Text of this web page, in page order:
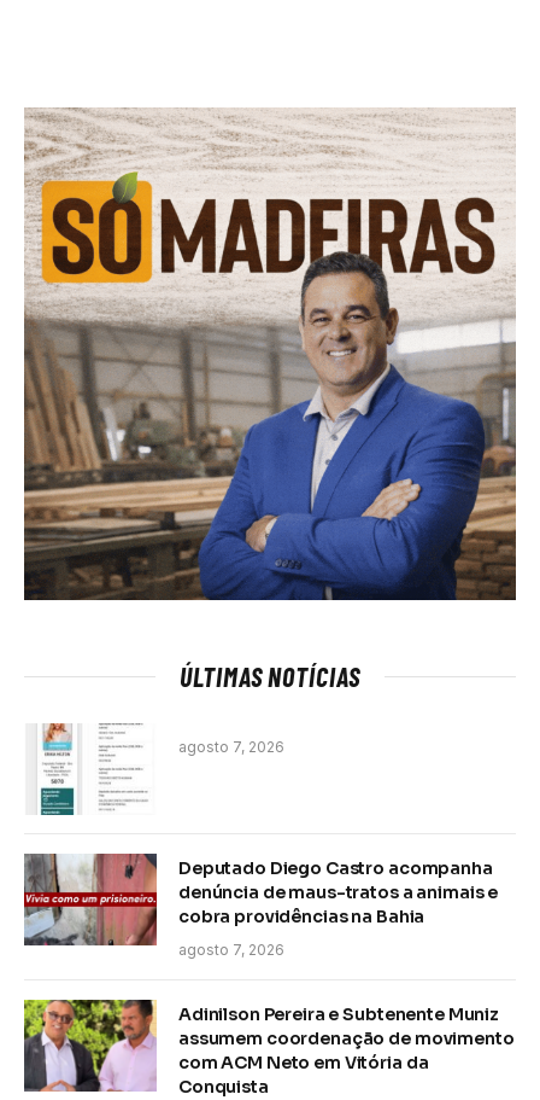
ÚLTIMAS NOTÍCIAS
agosto 7, 2026
Deputado Diego Castro acompanha
denúncia de maus-tratos a animais e
cobra providências na Bahia
agosto 7, 2026
Adinilson Pereira e Subtenente Muniz
assumem coordenação de movimento
com ACM Neto em Vitória da
Conquista